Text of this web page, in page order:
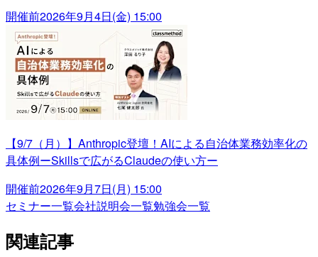
開催前2026年9月4日(金) 15:00
【9/7（月）】Anthropic登壇！AIによる自治体業務効率化の
具体例ーSkillsで広がるClaudeの使い方ー
開催前2026年9月7日(月) 15:00
セミナー一覧会社説明会一覧勉強会一覧
関連記事